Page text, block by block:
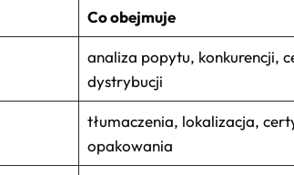
Co obejmuje
analiza popytu, konkurencji,
dystrybucji
tłumaczenia, lokalizacja,
opakowania